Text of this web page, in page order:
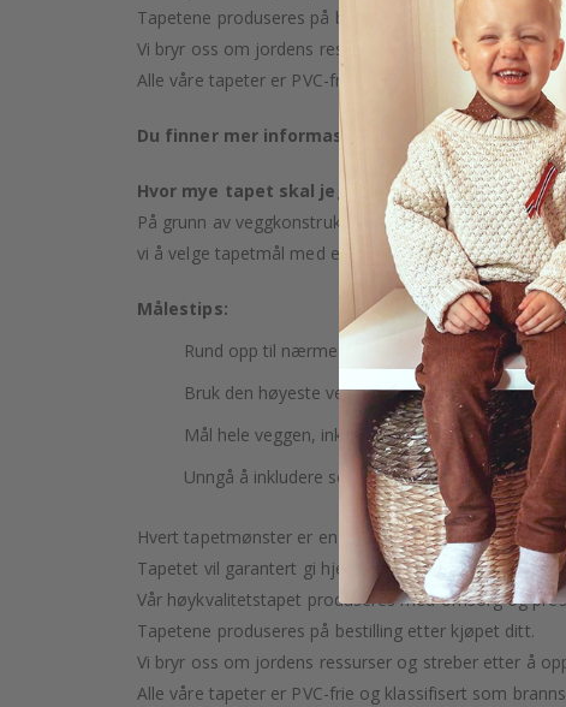
Tapetene produseres på bestilling etter kjøpet ditt.
Vi bryr oss om jordens ressurser og streber etter å
Alle våre tapeter er PVC-frie og klassifisert som
Du finner mer informasjon om våre tapettyper i
Hvor mye tapet skal jeg kjøpe?
På grunn av veggkonstruksjon og mulig helning kan
vi å velge tapetmål med en overlappende margin
Målestips:
Rund opp til nærmeste hele centimeter.
Bruk den høyeste veggen for å måle høyden din.
Mål hele veggen, inkludert dører og vinduer.
Unngå å inkludere sokler eller lister i målingen.
Hvert tapetmønster er en kunstnerisk skapelse, nøye
Tapetet vil garantert gi hjemmet ditt et snev av luksus
Vår høykvalitetstapet produseres med omsorg og
Tapetene produseres på bestilling etter kjøpet ditt.
Vi bryr oss om jordens ressurser og streber etter å
Alle våre tapeter er PVC-frie og klassifisert som